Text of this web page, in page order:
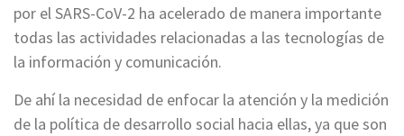
por el SARS-CoV-2 ha acelerado de manera importante
todas las actividades relacionadas a las tecnologías de
la información y comunicación.
De ahí la necesidad de enfocar la atención y la medición
de la política de desarrollo social hacia ellas, ya que son